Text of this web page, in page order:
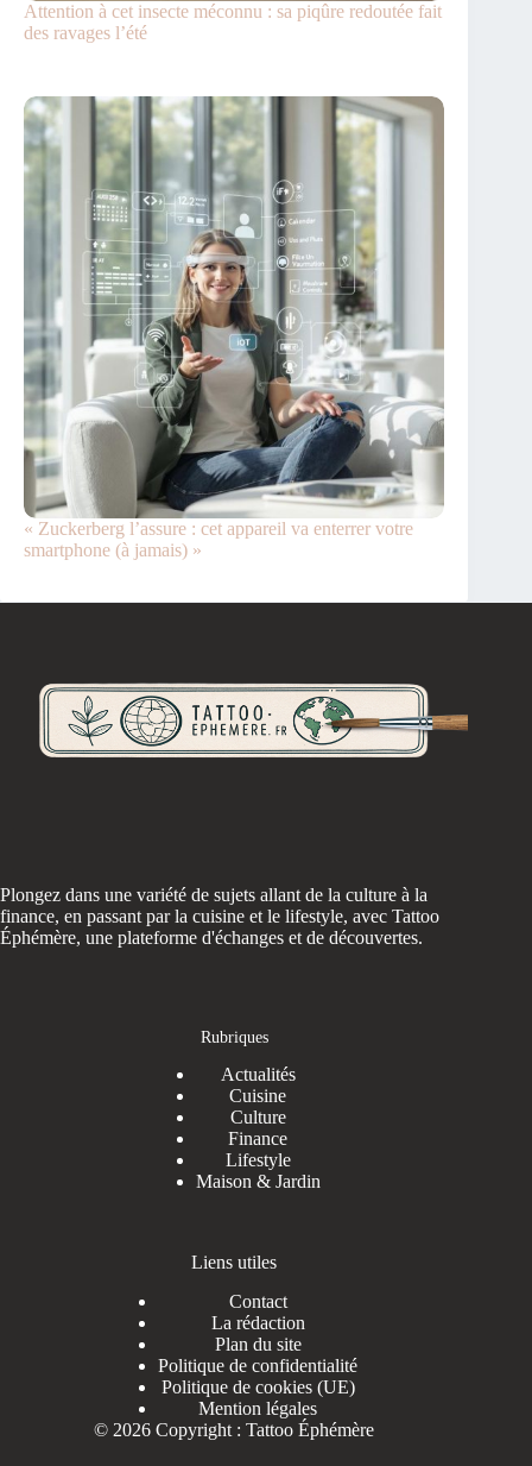
Attention à cet insecte méconnu : sa piqûre redoutée fait
des ravages l’été
« Zuckerberg l’assure : cet appareil va enterrer votre
smartphone (à jamais) »
Plongez dans une variété de sujets allant de la culture à la
finance, en passant par la cuisine et le lifestyle, avec Tattoo
Éphémère, une plateforme d'échanges et de découvertes.
Rubriques
Actualités
Cuisine
Culture
Finance
Lifestyle
Maison & Jardin
Liens utiles
Contact
La rédaction
Plan du site
Politique de confidentialité
Politique de cookies (UE)
Mention légales
© 2026 Copyright : Tattoo Éphémère